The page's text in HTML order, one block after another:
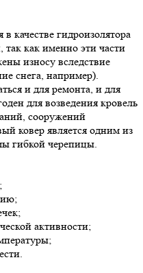
качестве гидроизолятора
так как именно эти части
износу вследствие
снега, например).
и для ремонта, и для
для возведения кровель
сооружений
ковер является одним из
гибкой черепицы.
активности;